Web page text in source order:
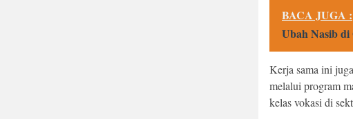
BACA JUGA :
Ubah Nasib di
Kerja sama ini
melalui program
kelas vokasi di